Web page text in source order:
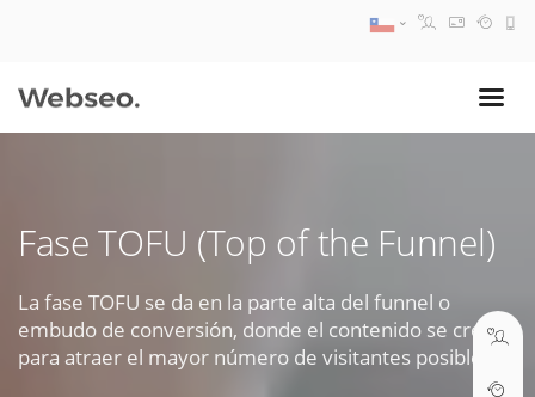
Fase TOFU (Top of the Funnel)
La fase TOFU se da en la parte alta del funnel o
embudo de conversión, donde el contenido se crea
para atraer el mayor número de visitantes posibles
09:30 AM A 18:30 PM
soporte@webseo.cl